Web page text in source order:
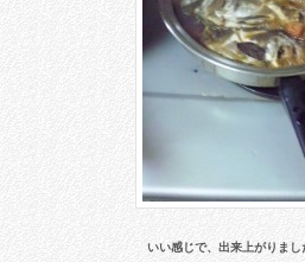
いい感じで、出来上がりまし